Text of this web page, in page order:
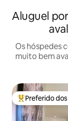
Aluguel
Os hóspedes
muito bem
Entre os
Preferido